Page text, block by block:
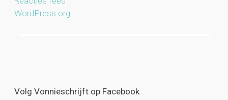
WordPress.org
Volg Vonnieschrijft op Facebook